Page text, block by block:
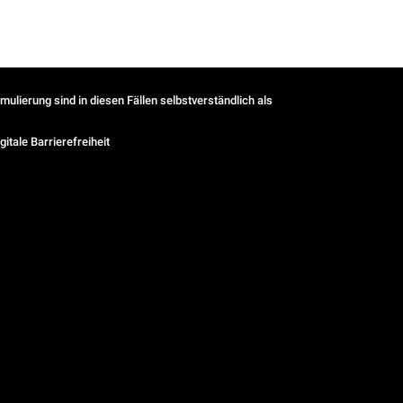
sind in diesen Fällen selbstverständlich als
Barrierefreiheit